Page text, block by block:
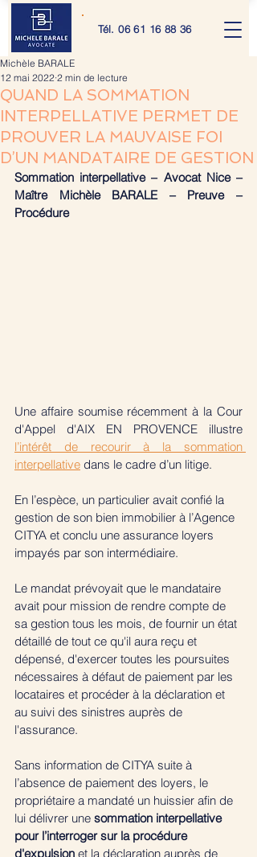
Tél.06 61 16 88 36
QUAND LA SOMMATION
INTERPELLATIVE PERMET DE
PROUVER LA MAUVAISE FOI
D’UN MANDATAIRE DE GESTION
Michèle BARALE
12 mai 2022 2 min de lecture
Sommation interpellative – Avocat Nice –
Maître Michèle BARALE – Preuve –
Procédure
Une affaire soumise récemment à la Cour
l’intérêt de recourir à la sommation
interpellative dans le cadre d’un litige.
En l’espèce, un particulier avait confié la
gestion de son bien immobilier à l’Agence
CITYA et conclu une assurance loyers
impayés par son intermédiaire.
Le mandat prévoyait que le mandataire
avait pour mission de rendre compte de
sa gestion tous les mois, de fournir un état
détaillé de tout ce qu'il aura reçu et
dépensé, d'exercer toutes les poursuites
nécessaires à défaut de paiement par les
locataires et procéder à la déclaration et
au suivi des sinistres auprès de
l'assurance.
Sans information de CITYA suite à
l’absence de paiement des loyers, le
propriétaire a mandaté un huissier afin de
lui délivrer une sommation interpellative
pour l’interroger sur la procédure
d'expulsion et la déclaration auprès de